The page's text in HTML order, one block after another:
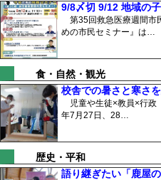
9/8〆切 9/12 地域の
第35回救急医療週間市
めの市民セミナー』は…
食・自然・観光
校舎での暑さと寒さ
児童や生徒×教員×行政
年7月27日、28…
歴史・平和
語り継ぎたい「鹿屋